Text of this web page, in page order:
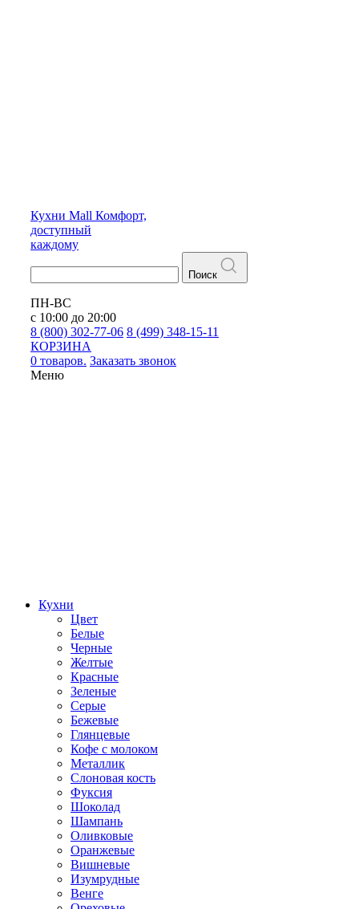
Кухни Mall Комфорт,
доступный
каждому
Поиск
ПН-ВС
с 10:00 до 20:00
8 (800) 302-77-06 8 (499) 348-15-11
КОРЗИНА
0 товаров. Заказать звонок
Меню
Кухни
Цвет
Белые
Черные
Желтые
Красные
Зеленые
Серые
Бежевые
Глянцевые
Кофе с молоком
Металлик
Слоновая кость
Фуксия
Шоколад
Шампань
Оливковые
Оранжевые
Вишневые
Изумрудные
Венге